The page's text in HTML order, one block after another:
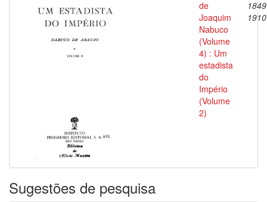
de
Joaquim
Nabuco
(Volume
4) : Um
estadista
do
Império
(Volume
2)
1910
Sugestões de pesquisa